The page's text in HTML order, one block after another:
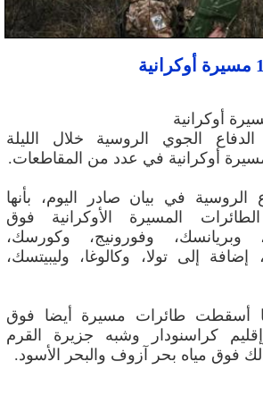
الجوي الروسية خلال الليلة
الروسية في بيان صادر اليوم، بأنها
المسيرة الأوكرانية فوق
وبريانسك، وفورونيج، وكورسك،
إلى تولا، وكالوغا، وليبيتسك،
أسقطت طائرات مسيرة أيضا فوق
كراسنودار وشبه جزيرة القرم
فوق مياه بحر آزوف والبحر الأسود.